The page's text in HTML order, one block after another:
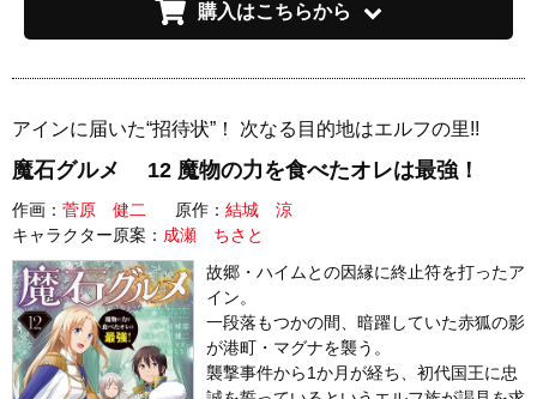
購入はこちらから
アインに届いた“招待状”！ 次なる目的地はエルフの里!!
魔石グルメ 12 魔物の力を食べたオレは最強！
作画： 菅原 健二 原作： 結城 涼
キャラクター原案： 成瀬 ちさと
故郷・ハイムとの因縁に終止符を打ったア
イン。
一段落もつかの間、暗躍していた赤狐の影
が港町・マグナを襲う。
襲撃事件から1か月が経ち、初代国王に忠